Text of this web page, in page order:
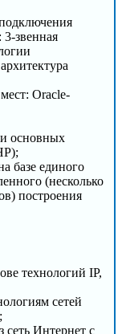
звенная
Oracle-
основных
базе единого
(несколько
построения
технологий IP,
сетей
сеть Интернет с